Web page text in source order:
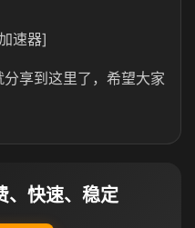
速器]
享到这里了，希望大家
、快速、稳定